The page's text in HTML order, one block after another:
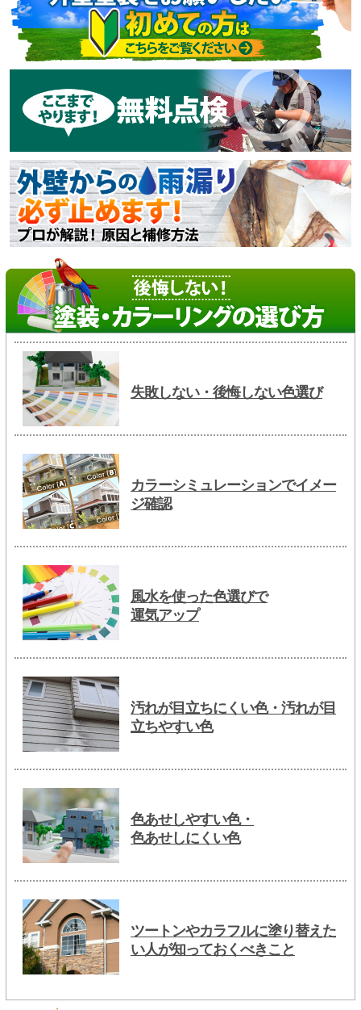
失敗しない・後悔しない色選び
カラーシミュレーションでイメー
ジ確認
風水を使った色選びで
運気アップ
汚れが目立ちにくい色・汚れが目
立ちやすい色
色あせしやすい色・
色あせしにくい色
ツートンやカラフルに塗り替えた
い人が知っておくべきこと